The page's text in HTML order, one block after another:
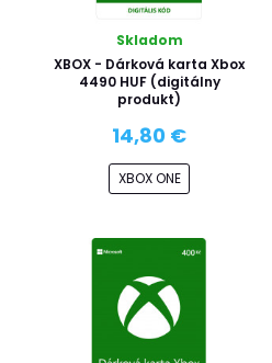
Skladom
XBOX - Dárková karta Xbox
4490 HUF (digitálny
produkt)
14,80 €
XBOX ONE